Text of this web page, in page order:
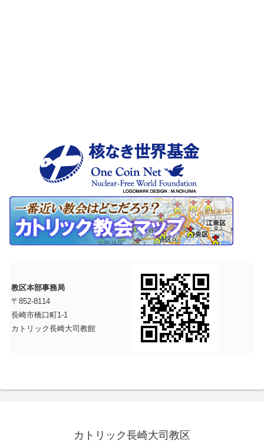
教区本部事務局
〒852-8114
長崎市橋口町1-1
カトリック長崎大司教館
カトリック長崎大司教区